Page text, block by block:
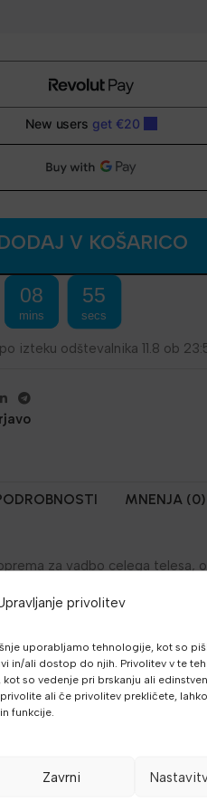
privolitev
uporabljamo tehnologije, kot so
in/ali dostop do njih. Privolitev v te
so vedenje pri brskanju ali
ali če privolitev prekličete,
funkcije.
Zavrni
V KOŠARICO
08
mins
54
secs
izteku odštevalnika 11.8 ob
MNENJA (0)
za vadbo celega telesa,
in varen prijem med vadbo.
iz kakovostnega železa
tudi druge teže: 0,5 kg, 1